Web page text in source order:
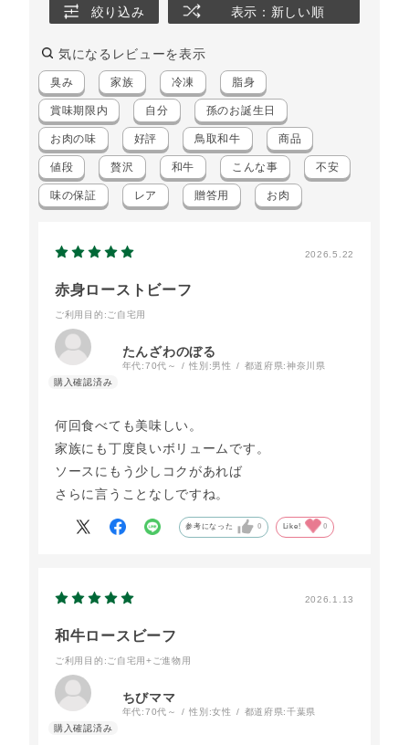
絞り込み 表示：新しい順
気になるレビューを表示
臭み 家族 冷凍 脂身
賞味期限内 自分 孫のお誕生日
お肉の味 好評 鳥取和牛 商品
値段 贅沢 和牛 こんな事 不安
味の保証 レア 贈答用 お肉
2026.5.22
赤身ローストビーフ
ご利用目的 :ご自宅用
たんざわのぼる
年代:70代～ 性別:男性 都道府県:神奈川県
何回食べても美味しい。
家族にも丁度良いボリュームです。
ソースにもう少しコクがあれば
さらに言うことなしですね。
参考になった 0 Like! 0
2026.1.13
和牛ロースビーフ
ご利用目的 :ご自宅用+ご進物用
ちびママ
年代:70代～ 性別:女性 都道府県:千葉県